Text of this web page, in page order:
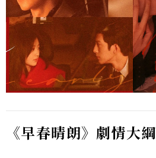
《早春晴朗》劇情大綱